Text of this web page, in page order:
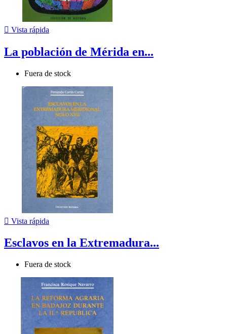
 Vista rápida
La población de Mérida en...
Fuera de stock
 Vista rápida
Esclavos en la Extremadura...
Fuera de stock